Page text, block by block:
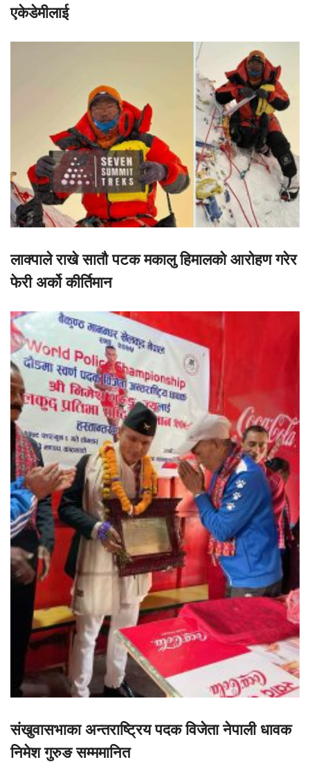
एकेडेमीलाई
लाक्पाले राखे सातौ पटक मकालु हिमालको आरोहण गरेर
फेरी अर्को कीर्तिमान
संखुवासभाका अन्तराष्ट्रिय पदक विजेता नेपाली धावक
निमेश गुरुङ सम्ममानित